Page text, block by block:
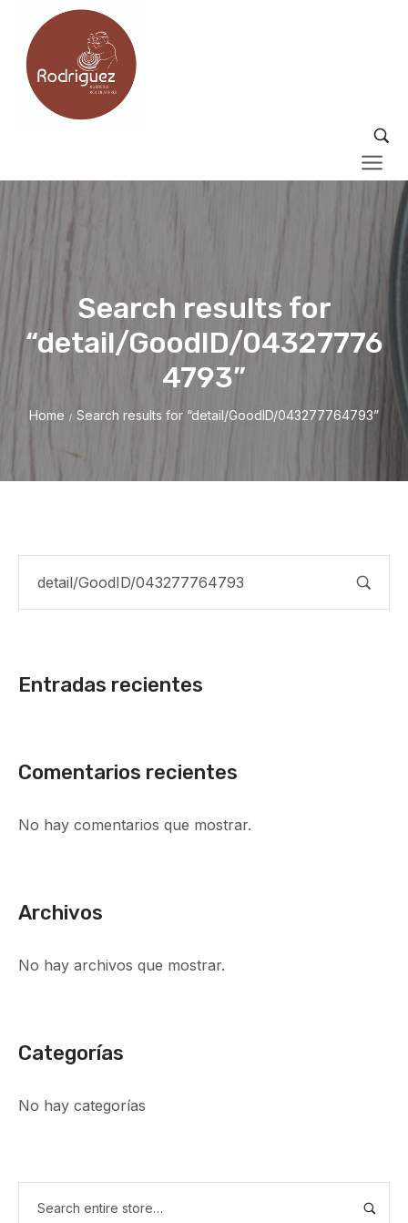
Search results for
“detail/GoodID/04327776
4793”
Home / Search results for “detail/GoodID/043277764793”
Entradas recientes
Comentarios recientes
No hay comentarios que mostrar.
Archivos
No hay archivos que mostrar.
Categorías
No hay categorías